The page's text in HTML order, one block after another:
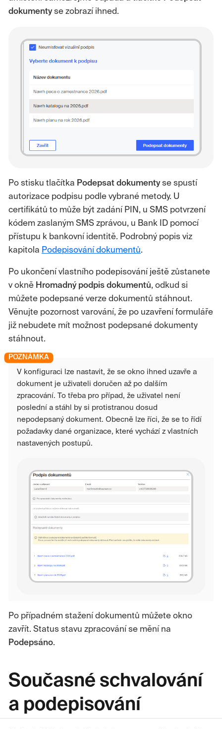
dokumentyse zobrazí ihned.
Po stisku tlačítka Podepsat dokumentyse spustí
autorizace podpisu podle vybrané metody. U
certifikátů to může být zadání PIN, u SMS potvrzení
kódem zaslaným SMS zprávou, u Bank ID pomocí
přístupu k bankovní identitě. Podrobný popis viz
kapitola Podepisování dokumentů.
Po ukončení vlastního podepisování ještě zůstanete
v okně Hromadný podpis dokumentů, odkud si
můžete podepsané verze dokumentů stáhnout.
Věnujte pozornost varování, že po uzavření formuláře
již nebudete mít možnost podepsané dokumenty
stáhnout.
V konfiguraci lze nastavit, že se okno ihned uzavře a
dokument je uživateli doručen až po dalším
zpracování. To třeba pro případ, že uživatel není
poslední a stáhl by si protistranou dosud
nepodepsaný dokument. Obecně lze říci, že se to řídí
požadavky dané organizace, které vychází z vlastních
nastavených postupů.
Po případném stažení dokumentů můžete okno
zavřít. Status stavu zpracování se mění na
Podepsáno.
Současné schvalování
a podepisování